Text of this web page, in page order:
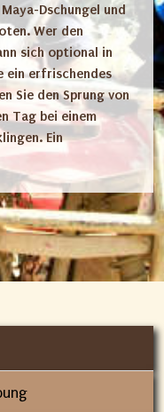
Dschungel und
Wer den
sich optional in
ein erfrischendes
Sie den Sprung von
Tag bei einem
Ein